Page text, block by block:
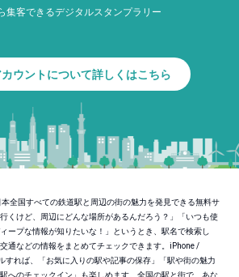
集客できるデジタルスタンプラリー
ウントについて詳しくはこちら
全国すべての鉄道駅と周辺の街の魅力を発見できる無料サ
くけど、周辺にどんな場所があるんだろう？」「いつも使
ープな情報が知りたいな！」というとき、駅名で検索し
通などの情報をまとめてチェックできます。iPhone /
すれば、「お気に入りの駅や記事の保存」「駅や街の魅力
へのチェックイン」も楽しめます。全国の駅と街で、あな